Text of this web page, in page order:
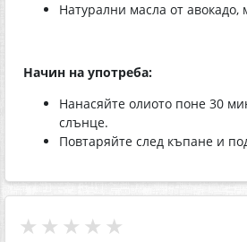
Натурални мaсла от авокaдо,
Начин на употреба:
Нaнасяйте олиото понe 30
слънцe.
Повтaряйте след къпaне и
★★★★★